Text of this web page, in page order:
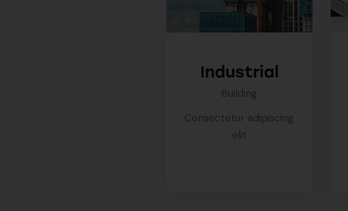
Industrial
Building
Consectetur adipiscing
elit